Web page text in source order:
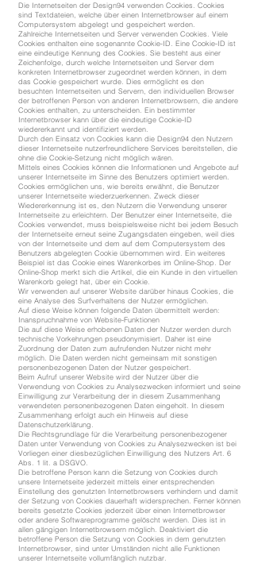
Die Internetseiten der Design94 verwenden Cookies. Cookies
sind Textdateien, welche über einen Internetbrowser auf einem
Computersystem abgelegt und gespeichert werden.
Zahlreiche Internetseiten und Server verwenden Cookies. Viele
Cookies enthalten eine sogenannte Cookie-ID. Eine Cookie-ID ist
eine eindeutige Kennung des Cookies. Sie besteht aus einer
Zeichenfolge, durch welche Internetseiten und Server dem
konkreten Internetbrowser zugeordnet werden können, in dem
das Cookie gespeichert wurde. Dies ermöglicht es den
besuchten Internetseiten und Servern, den individuellen Browser
der betroffenen Person von anderen Internetbrowsern, die andere
Cookies enthalten, zu unterscheiden. Ein bestimmter
Internetbrowser kann über die eindeutige Cookie-ID
wiedererkannt und identifiziert werden.
Durch den Einsatz von Cookies kann die Design94 den Nutzern
dieser Internetseite nutzerfreundlichere Services bereitstellen, die
ohne die Cookie-Setzung nicht möglich wären.
Mittels eines Cookies können die Informationen und Angebote auf
unserer Internetseite im Sinne des Benutzers optimiert werden.
Cookies ermöglichen uns, wie bereits erwähnt, die Benutzer
unserer Internetseite wiederzuerkennen. Zweck dieser
Wiedererkennung ist es, den Nutzern die Verwendung unserer
Internetseite zu erleichtern. Der Benutzer einer Internetseite, die
Cookies verwendet, muss beispielsweise nicht bei jedem Besuch
der Internetseite erneut seine Zugangsdaten eingeben, weil dies
von der Internetseite und dem auf dem Computersystem des
Benutzers abgelegten Cookie übernommen wird. Ein weiteres
Beispiel ist das Cookie eines Warenkorbes im Online-Shop. Der
Online-Shop merkt sich die Artikel, die ein Kunde in den virtuellen
Warenkorb gelegt hat, über ein Cookie.
Wir verwenden auf unserer Website darüber hinaus Cookies, die
eine Analyse des Surfverhaltens der Nutzer ermöglichen.
Auf diese Weise können folgende Daten übermittelt werden:
Inanspruchnahme von Website-Funktionen
Die auf diese Weise erhobenen Daten der Nutzer werden durch
technische Vorkehrungen pseudonymisiert. Daher ist eine
Zuordnung der Daten zum aufrufenden Nutzer nicht mehr
möglich. Die Daten werden nicht gemeinsam mit sonstigen
personenbezogenen Daten der Nutzer gespeichert.
Beim Aufruf unserer Website wird der Nutzer über die
Verwendung von Cookies zu Analysezwecken informiert und seine
Einwilligung zur Verarbeitung der in diesem Zusammenhang
verwendeten personenbezogenen Daten eingeholt. In diesem
Zusammenhang erfolgt auch ein Hinweis auf diese
Datenschutzerklärung.
Die Rechtsgrundlage für die Verarbeitung personenbezogener
Daten unter Verwendung von Cookies zu Analysezwecken ist bei
Vorliegen einer diesbezüglichen Einwilligung des Nutzers Art. 6
Abs. 1 lit. a DSGVO.
Die betroffene Person kann die Setzung von Cookies durch
unsere Internetseite jederzeit mittels einer entsprechenden
Einstellung des genutzten Internetbrowsers verhindern und damit
der Setzung von Cookies dauerhaft widersprechen. Ferner können
bereits gesetzte Cookies jederzeit über einen Internetbrowser
oder andere Softwareprogramme gelöscht werden. Dies ist in
allen gängigen Internetbrowsern möglich. Deaktiviert die
betroffene Person die Setzung von Cookies in dem genutzten
Internetbrowser, sind unter Umständen nicht alle Funktionen
unserer Internetseite vollumfänglich nutzbar.